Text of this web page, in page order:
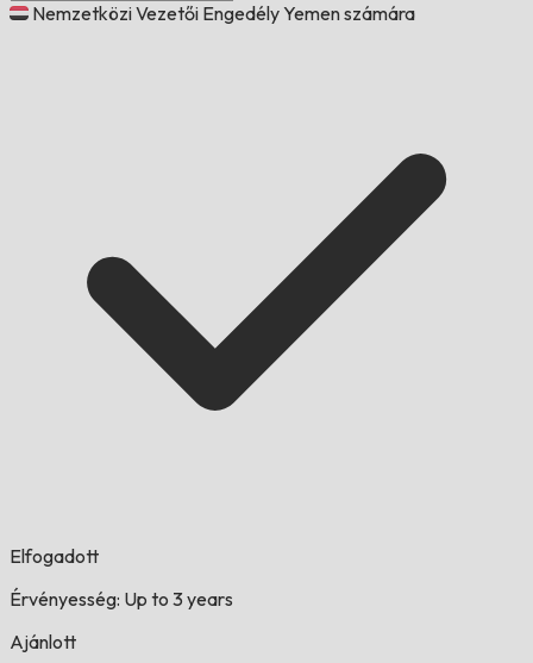
Nemzetközi Vezetői Engedély Yemen számára
Elfogadott
Érvényesség: Up to 3 years
Ajánlott